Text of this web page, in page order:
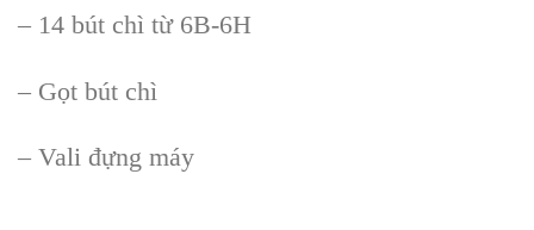
– 14 bút chì từ 6B-6H
– Gọt bút chì
– Vali đựng máy